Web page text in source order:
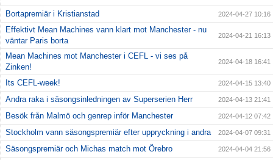
Bortapremiär i Kristianstad 2024-04-27 10:16
Effektivt Mean Machines vann klart mot Manchester - nu
väntar Paris borta
2024-04-21 16:13
Mean Machines mot Manchester i CEFL - vi ses på
Zinken!
2024-04-18 16:41
Its CEFL-week! 2024-04-15 13:40
Andra raka i säsongsinledningen av Superserien Herr 2024-04-13 21:41
Besök från Malmö och genrep inför Manchester 2024-04-12 07:42
Stockholm vann säsongspremiär efter uppryckning i andra 2024-04-07 09:31
Säsongspremiär och Michas match mot Örebro 2024-04-04 21:56